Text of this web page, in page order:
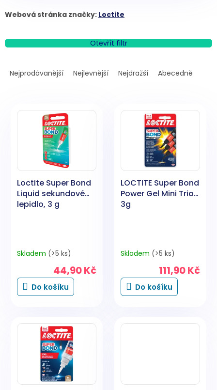
Webová stránka značky: Loctite
Otevřít filtr
aNejprodávanější Nejlevnější Nejdražší Abecedně
Loctite Super Bond
Liquid sekundové
lepidlo, 3 g
Skladem (>5 ks)
44,90 Kč
Do košíku
LOCTITE Super Bond
Power Gel Mini Trio,
3g
Skladem (>5 ks)
111,90 Kč
Do košíku